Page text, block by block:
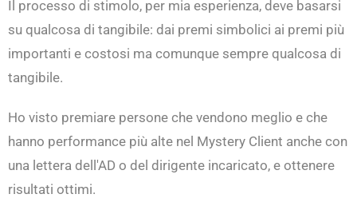
Il processo di stimolo, per mia esperienza, deve basarsi
su qualcosa di tangibile: dai premi simbolici ai premi più
importanti e costosi ma comunque sempre qualcosa di
tangibile.
Ho visto premiare persone che vendono meglio e che
hanno performance più alte nel Mystery Client anche con
una lettera dell'AD o del dirigente incaricato, e ottenere
risultati ottimi.